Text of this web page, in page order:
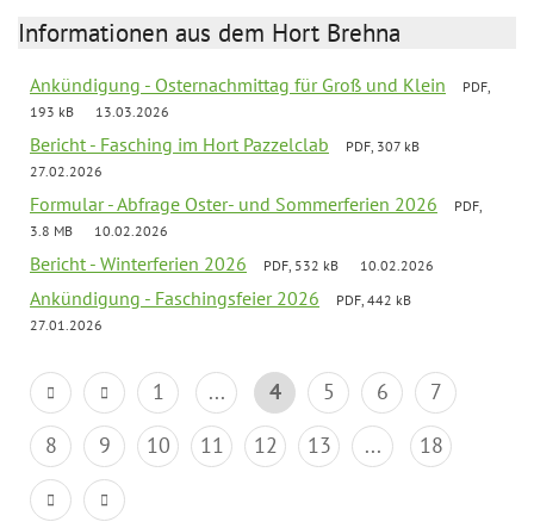
Informationen aus dem Hort Brehna
Ankündigung - Osternachmittag für Groß und Klein
PDF,
193 kB
13.03.2026
Bericht - Fasching im Hort Pazzelclab
PDF, 307 kB
27.02.2026
Formular - Abfrage Oster- und Sommerferien 2026
PDF,
3.8 MB
10.02.2026
Bericht - Winterferien 2026 PDF, 532 kB 10.02.2026
Ankündigung - Faschingsfeier 2026
PDF, 442 kB
27.01.2026
1 ... 4 5 6
7
8
9 10 11 12 13 ... 18